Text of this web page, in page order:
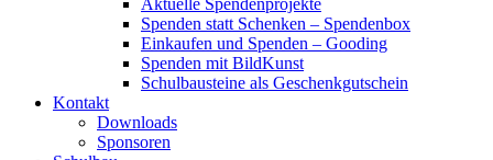
Aktuelle Spendenprojekte
Spenden statt Schenken – Spendenbox
Einkaufen und Spenden – Gooding
Spenden mit BildKunst
Schulbausteine als Geschenkgutschein
Kontakt
Downloads
Sponsoren